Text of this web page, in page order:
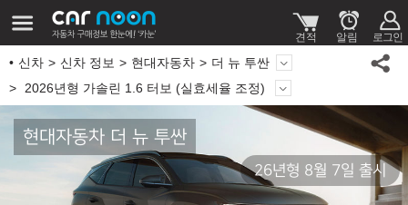
신차 신차 정보 현대자동차
더 뉴 투싼
2026년형 가솔린 1.6 터보 (실효세율 조정)
현대자동차 더 뉴 투싼
26년형 8월 7일 출시